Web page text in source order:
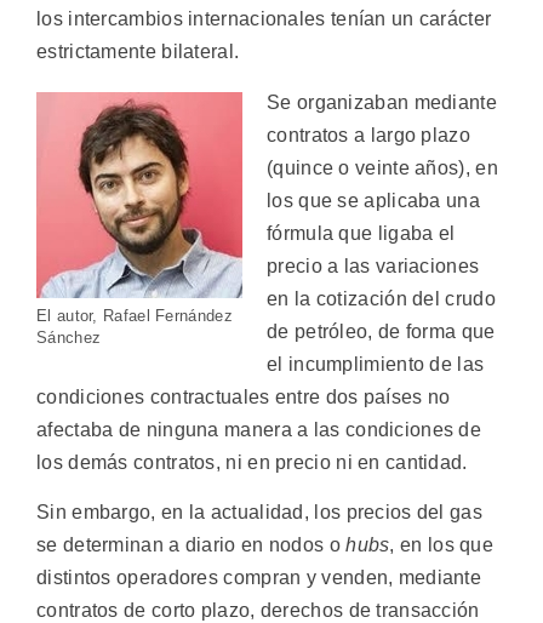
los intercambios internacionales tenían un carácter
estrictamente bilateral.
El autor, Rafael Fernández
Sánchez
Se organizaban mediante
contratos a largo plazo
(quince o veinte años), en
los que se aplicaba una
fórmula que ligaba el
precio a las variaciones
en la cotización del crudo
de petróleo, de forma que
el incumplimiento de las
condiciones contractuales entre dos países no
afectaba de ninguna manera a las condiciones de
los demás contratos, ni en precio ni en cantidad.
Sin embargo, en la actualidad, los precios del gas
se determinan a diario en nodos ohubs, en los que
distintos operadores compran y venden, mediante
contratos de corto plazo, derechos de transacción